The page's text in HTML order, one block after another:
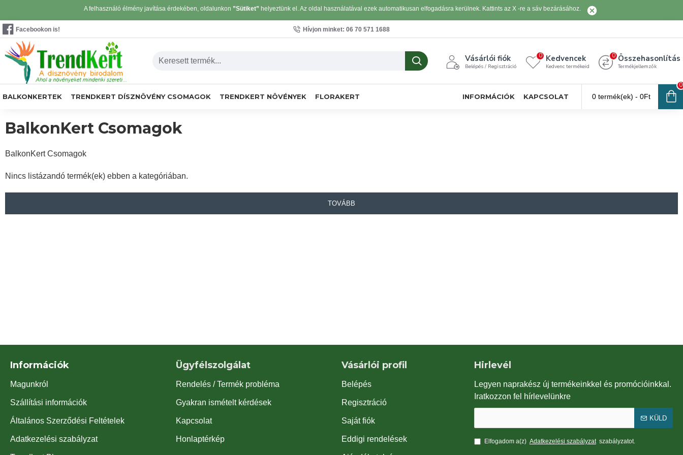
A felhasználó élmény javítása érdekében, oldalunkon ”Sütiket” helyeztünk el. Az oldal használatával ezek automatikusan elfogadásra kerülnek. Kattints az X -re a sáv bezárásához.
Facebookon is! Hívjon minket: 06 70 571 1688
Vásárlói fiók
Belépés / Regisztráció
Kedvencek
Kedvenc termékeid
0 Összehasonlítás
Termékjellemzők
0
BALKONKERTEK TRENDKERT DÍSZNÖVÉNY CSOMAGOK TRENDKERT NÖVÉNYEK FLORAKERT INFORMÁCIÓK KAPCSOLAT 0 termék(ek) - 0Ft
0
BalkonKert Csomagok
BalkonKert Csomagok
Nincs listázandó termék(ek) ebben a kategóriában.
TOVÁBB
Információk
Magunkról
Szállítási információk
Általános Szerződési Feltételek
Adatkezelési szabályzat
Ügyfélszolgálat
Rendelés / Termék probléma
Gyakran ismételt kérdések
Kapcsolat
Honlaptérkép
Vásárlói profil
Belépés
Regisztráció
Saját fiók
Eddigi rendelések
Hirlevél
Legyen naprakész új termékeinkkel és promócióinkkal.
Iratkozzon fel hírlevelünkre
KÜLD
Elfogadom a(z) Adatkezelési szabályzat szabályzatot.